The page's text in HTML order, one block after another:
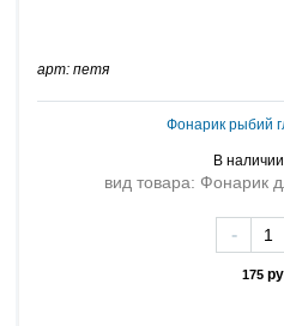
арт: петя
Фонарик рыбий
В
вид товара: Фонарик
175
-